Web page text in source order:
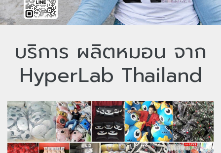
บริการ ผลิตหมอน จาก
HyperLab Thailand